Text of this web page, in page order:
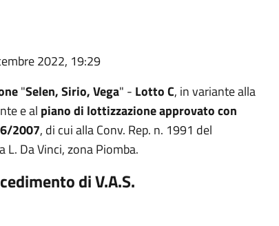
2022, 19:29
"Selen,Sirio,Vega" - Lotto C, in variante alla
e al piano di lottizzazione approvato con
2007, di cui alla Conv. Rep. n. 1991 del
Da Vinci, zona Piomba.
di V.A.S.